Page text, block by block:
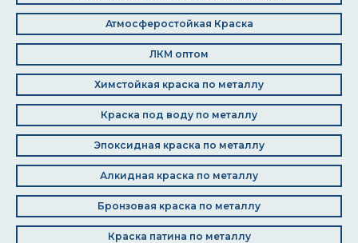
Атмосферостойкая Краска
ЛКМ оптом
Химстойкая краска по металлу
Краска под воду по металлу
Эпоксидная краска по металлу
Алкидная краска по металлу
Бронзовая краска по металлу
Краска патина по металлу